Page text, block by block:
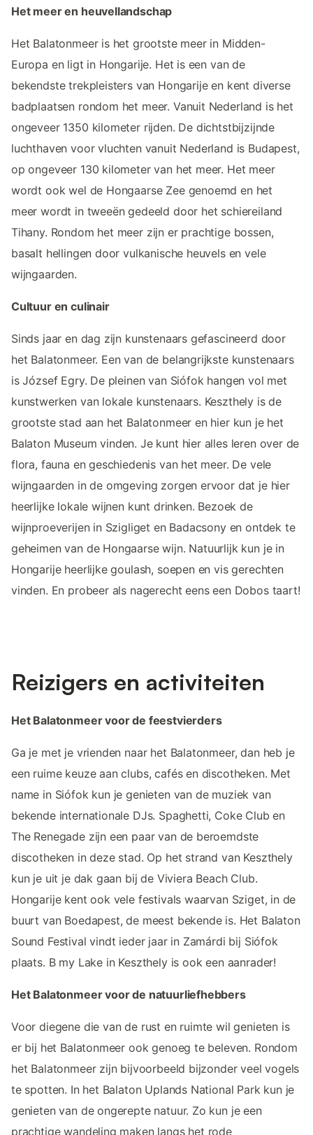
Het meer en heuvellandschap
Het Balatonmeer is het grootste meer in Midden-
Europa en ligt in Hongarije. Het is een van de
bekendste trekpleisters van Hongarije en kent diverse
badplaatsen rondom het meer. Vanuit Nederland is het
ongeveer 1350 kilometer rijden. De dichtstbijzijnde
luchthaven voor vluchten vanuit Nederland is Budapest,
op ongeveer 130 kilometer van het meer. Het meer
wordt ook wel de Hongaarse Zee genoemd en het
meer wordt in tweeën gedeeld door het schiereiland
Tihany. Rondom het meer zijn er prachtige bossen,
basalt hellingen door vulkanische heuvels en vele
wijngaarden.
Cultuur en culinair
Sinds jaar en dag zijn kunstenaars gefascineerd door
het Balatonmeer. Een van de belangrijkste kunstenaars
is József Egry. De pleinen van Siófok hangen vol met
kunstwerken van lokale kunstenaars. Keszthely is de
grootste stad aan het Balatonmeer en hier kun je het
Balaton Museum vinden. Je kunt hier alles leren over de
flora, fauna en geschiedenis van het meer. De vele
wijngaarden in de omgeving zorgen ervoor dat je hier
heerlijke lokale wijnen kunt drinken. Bezoek de
wijnproeverijen in Szigliget en Badacsony en ontdek te
geheimen van de Hongaarse wijn. Natuurlijk kun je in
Hongarije heerlijke goulash, soepen en vis gerechten
vinden. En probeer als nagerecht eens een Dobos taart!
Reizigers en activiteiten
Het Balatonmeer voor de feestvierders
Ga je met je vrienden naar het Balatonmeer, dan heb je
een ruime keuze aan clubs, cafés en discotheken. Met
name in Siófok kun je genieten van de muziek van
bekende internationale DJs. Spaghetti, Coke Club en
The Renegade zijn een paar van de beroemdste
discotheken in deze stad. Op het strand van Keszthely
kun je uit je dak gaan bij de Viviera Beach Club.
Hongarije kent ook vele festivals waarvan Sziget, in de
buurt van Boedapest, de meest bekende is. Het Balaton
Sound Festival vindt ieder jaar in Zamárdi bij Siófok
plaats. B my Lake in Keszthely is ook een aanrader!
Het Balatonmeer voor de natuurliefhebbers
Voor diegene die van de rust en ruimte wil genieten is
er bij het Balatonmeer ook genoeg te beleven. Rondom
het Balatonmeer zijn bijvoorbeeld bijzonder veel vogels
te spotten. In het Balaton Uplands National Park kun je
genieten van de ongerepte natuur. Zo kun je een
prachtige wandeling maken langs het rode